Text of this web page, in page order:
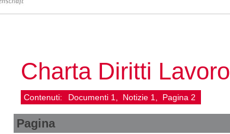
Charta Diritti Lavoro
Contenuti: Documenti 1 Notizie 1 Pagina 2
Pagina